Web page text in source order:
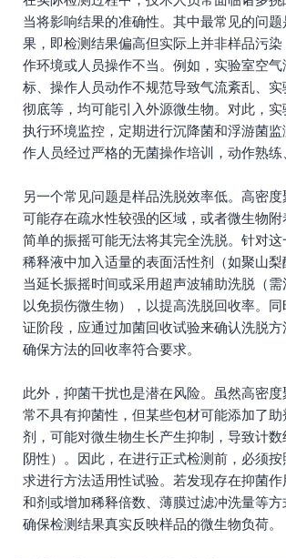
当将影响结果的准确性。其中最常见的问
果，即检测结果偏高但实际上并非样品污
作环境或人员操作不当。例如，实验室空气
标、操作人员动作不规范导致气流紊乱、实
彻底等，均可能引入外源微生物。对此，实
执行环境监控，定期进行沉降菌和浮游菌
作人员经过严格的无菌操作培训，动作熟练
另一个常见问题是样品洗脱效率低。高密
可能存在疏水性较强的区域，或者微生物附
简单的振摇可能无法将其完全洗脱。针对这
稀释液中加入适量的表面活性剂（如聚山
当延长振摇时间或采用超声波辅助洗脱（
以免损伤微生物），以提高洗脱回收率。
证阶段，应通过加菌回收试验来确认洗脱方
确保方法的回收率符合要求。
此外，抑菌干扰也是潜在风险。虽然高密度
常不具有抑菌性，但某些包材可能添加了
剂，可能对微生物生长产生抑制，导致计数
阴性）。因此，在进行正式检测前，必须
求进行方法适用性试验。若发现存在抑菌作
和剂或增加稀释倍数、薄膜过滤冲洗量等方
确保检测结果真实反映样品的微生物负荷。